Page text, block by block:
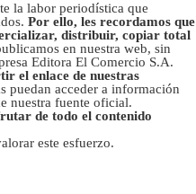
la labor periodística que
Por ello, les recordamos que
distribuir, copiar total
en nuestra web, sin
Editora El Comercio S.A.
el enlace de nuestras
puedan acceder a información
nuestra fuente oficial.
de todo el contenido
este esfuerzo.